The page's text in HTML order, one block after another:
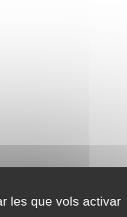
les que vols activar